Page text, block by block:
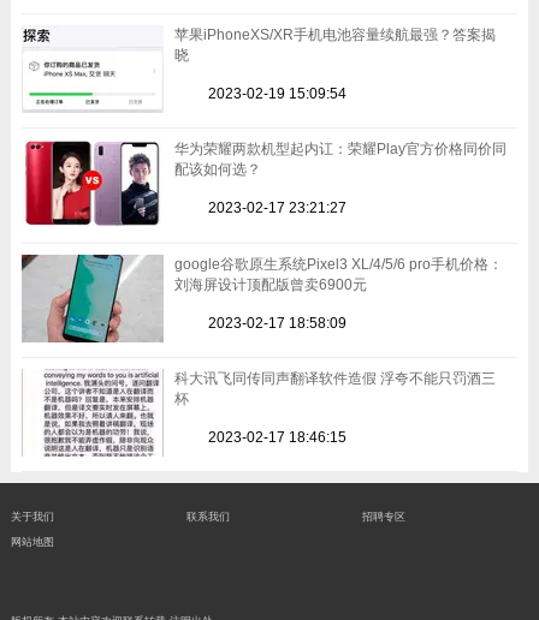
苹果iPhoneXS/XR手机电池容量续航最强？答案揭
晓
2023-02-19 15:09:54
华为荣耀两款机型起内讧：荣耀Play官方价格同价同
配该如何选？
2023-02-17 23:21:27
google谷歌原生系统Pixel3 XL/4/5/6 pro手机价格：
刘海屏设计顶配版曾卖6900元
2023-02-17 18:58:09
科大讯飞同传同声翻译软件造假 浮夸不能只罚酒三
杯
2023-02-17 18:46:15
关于我们 联系我们 招聘专区
网站地图